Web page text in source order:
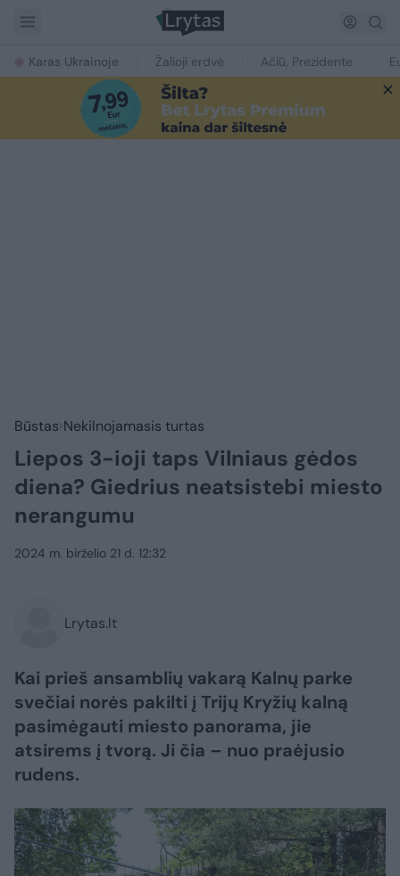
Karas Ukrainoje Žalioji erdvė Ačiū, Prezidente
Būstas Nekilnojamasis turtas
Liepos 3-ioji taps Vilniaus gėdos
diena? Giedrius neatsistebi miesto
nerangumu
2024 m. birželio 21 d. 12:32
Lrytas.lt
Kai prieš ansamblių vakarą Kalnų parke
svečiai norės pakilti į Trijų Kryžių kalną
pasimėgauti miesto panorama, jie
atsirems į tvorą. Ji čia – nuo praėjusio
rudens.